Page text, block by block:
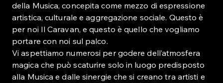
della Musica, concepita come mezzo di espressione
artistica, culturale e aggregazione sociale. Questo è
per noi Il Caravan, e questo è quello che vogliamo
portare con noi sul palco.
Vi aspettiamo numerosi per godere dell’atmosfera
magica che può scaturire solo in luogo predisposto
alla Musica e dalle sinergie che si creano tra artisti e